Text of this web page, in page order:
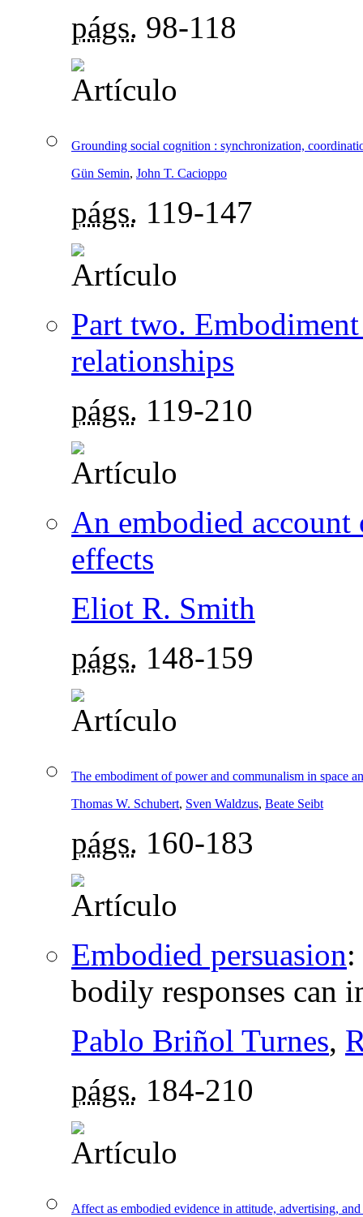
págs. 98-118
Grounding social cognition : synchronization,
Gün Semin, John T. Cacioppo
págs. 119-147
Part two.
relationships
págs. 119-210
An embodied
effects
Eliot R. Smith
págs. 148-159
The embodiment of power and communalism in space
Thomas W. Schubert, Sven Waldzus, Beate Seibt
págs. 160-183
Embodied persuasion:
bodily responses can
Pablo Briñol Turnes,
págs. 184-210
Affect as embodied evidence in attitude, advertising, and